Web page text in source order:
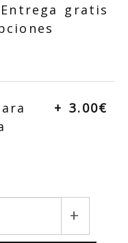
gratis
+ 3.00€
+